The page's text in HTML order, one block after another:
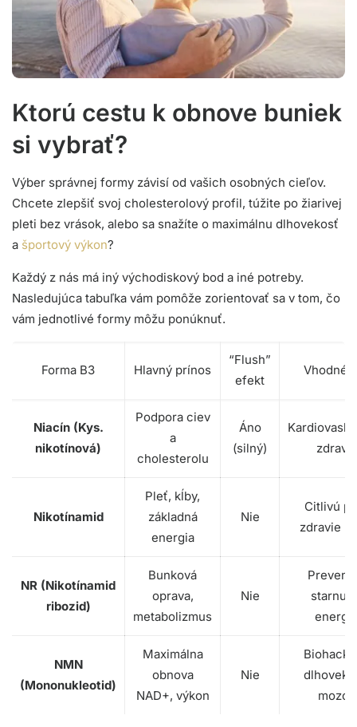
Ktorú cestu k obnove buniek
si vybrať?
Výber správnej formy závisí od vašich osobných cieľov.
Chcete zlepšiť svoj cholesterolový profil, túžite po žiarivej
pleti bez vrások, alebo sa snažíte o maximálnu dlhovekosť
a športový výkon?
Každý z nás má iný východiskový bod a iné potreby.
Nasledujúca tabuľka vám pomôže zorientovať sa v tom, čo
vám jednotlivé formy môžu ponúknuť.
Forma B3 Hlavný prínos
“Flush”
efekt
Vhodné
Niacín (Kys.
nikotínová)
Podpora ciev
a
cholesterolu
Áno
(silný)
zdravie
Nikotínamid
Pleť, kĺby,
základná
energia
Nie
Citlivú
zdravie
NR (Nikotínamid
ribozid)
Bunková
oprava,
metabolizmus
Nie
NMN
(Mononukleotid)
Maximálna
obnova
NAD+, výkon
Nie
mozog